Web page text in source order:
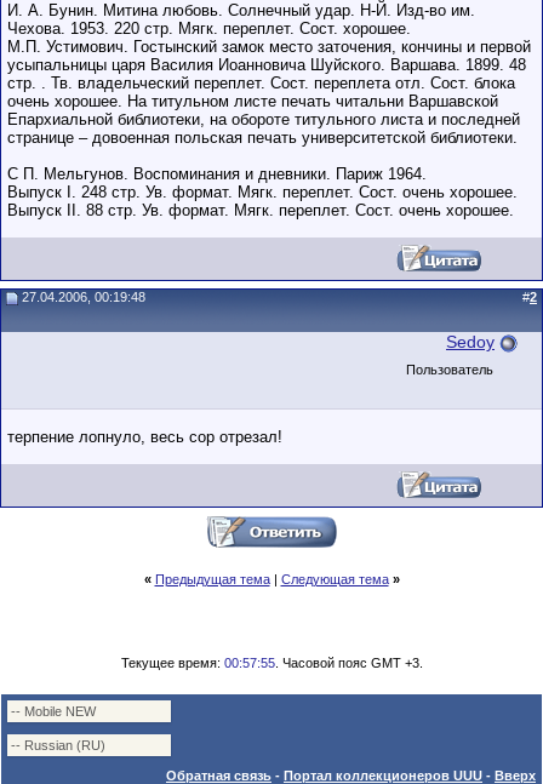
И. А. Бунин. Митина любовь. Солнечный удар. Н-Й. Изд-во им.
Чехова. 1953. 220 стр. Мягк. переплет. Сост. хорошее.
М.П. Устимович. Гостынский замок место заточения, кончины и первой
усыпальницы царя Василия Иоанновича Шуйского. Варшава. 1899. 48
стр. . Тв. владельческий переплет. Сост. переплета отл. Сост. блока
очень хорошее. На титульном листе печать читальни Варшавской
Епархиальной библиотеки, на обороте титульного листа и последней
странице – довоенная польская печать университетской библиотеки.
С П. Мельгунов. Воспоминания и дневники. Париж 1964.
Выпуск I. 248 стр. Ув. формат. Мягк. переплет. Сост. очень хорошее.
Выпуск II. 88 стр. Ув. формат. Мягк. переплет. Сост. очень хорошее.
27.04.2006, 00:19:48 #2
Sedoy
Пользователь
терпение лопнуло, весь сор отрезал!
« Предыдущая тема| Следующая тема »
Текущее время: 00:57:55. Часовой пояс GMT +3.
Обратная связь - Портал коллекционеров UUU - Вверх